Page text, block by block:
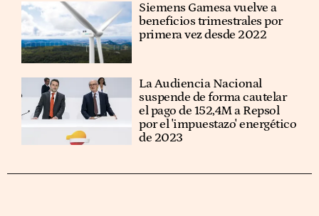
Siemens Gamesa vuelve a
beneficios trimestrales por
primera vez desde 2022
La Audiencia Nacional
suspende de forma cautelar
el pago de 152,4M a Repsol
por el 'impuestazo' energético
de 2023